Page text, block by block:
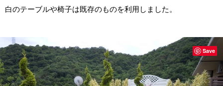
白のテーブルや椅子は既存のものを利用しました。
Save